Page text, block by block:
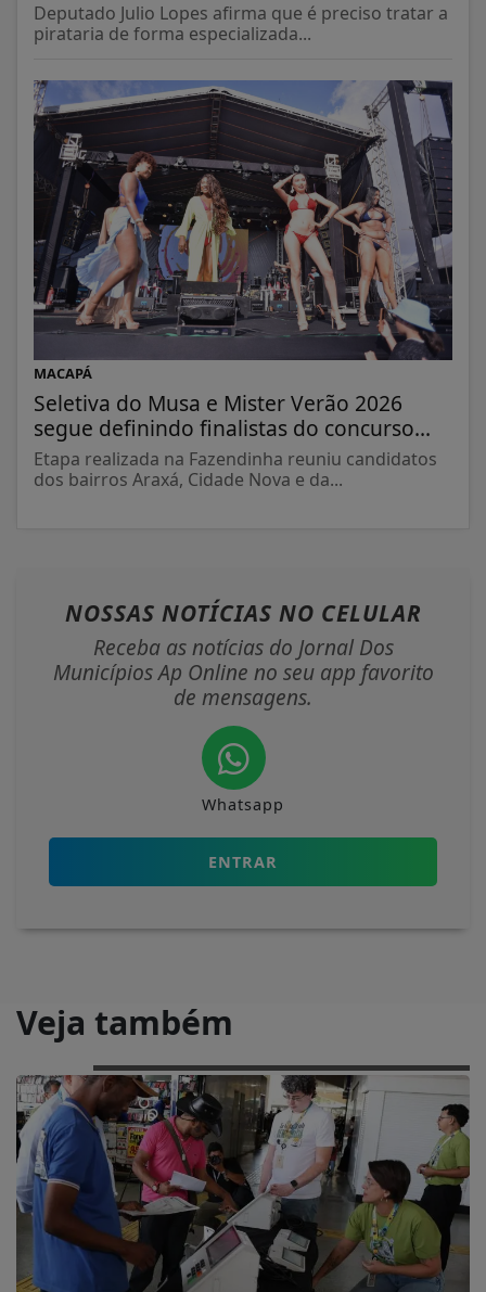
Deputado Julio Lopes afirma que é preciso tratar a
pirataria de forma especializada...
MACAPÁ
Seletiva do Musa e Mister Verão 2026
segue definindo finalistas do concurso...
Etapa realizada na Fazendinha reuniu candidatos
dos bairros Araxá, Cidade Nova e da...
NOSSAS NOTÍCIAS NO CELULAR
Receba as notícias do Jornal Dos
Municípios Ap Online no seu app favorito
de mensagens.
Whatsapp
ENTRAR
Veja também